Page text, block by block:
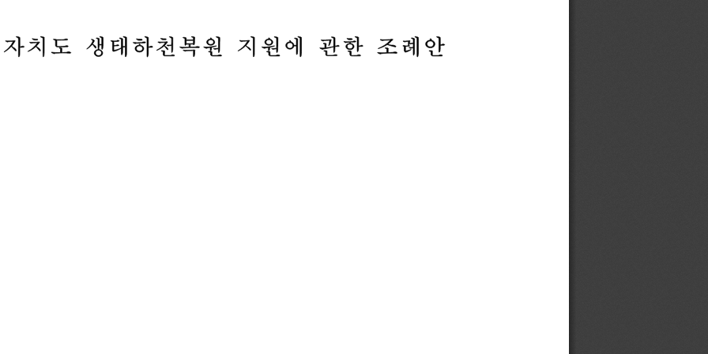
치도 생태하천복원 지원에 관한 조례안